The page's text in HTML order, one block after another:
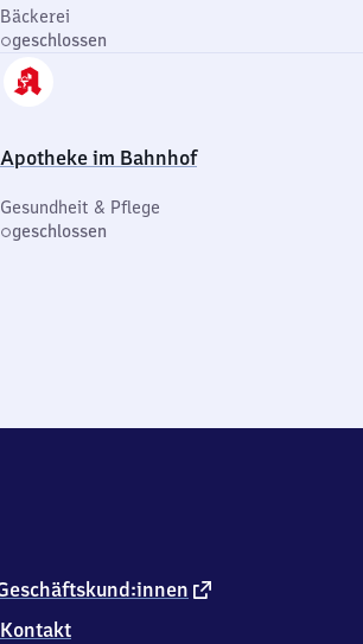
Bäckerei
geschlossen
Apotheke im Bahnhof
Gesundheit & Pflege
geschlossen
externer
Kontakt